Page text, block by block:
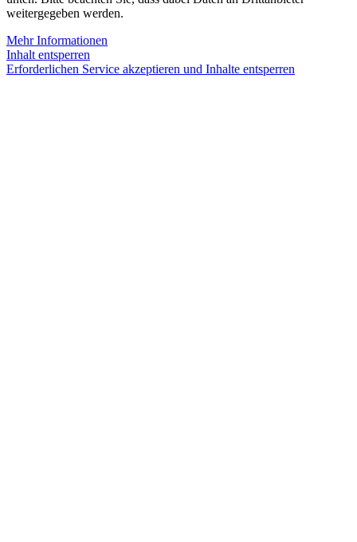
weitergegeben werden.
Mehr Informationen
Inhalt entsperren
Erforderlichen Service akzeptieren und Inhalte entsperren